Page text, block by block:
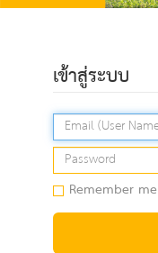
เข้าสู่ระบบ
Remember me